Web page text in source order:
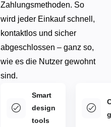
Zahlungsmethoden. So
wird jeder Einkauf schnell,
kontaktlos und sicher
abgeschlossen – ganz so,
wie es die Nutzer gewohnt
sind.
Smart
design
tools